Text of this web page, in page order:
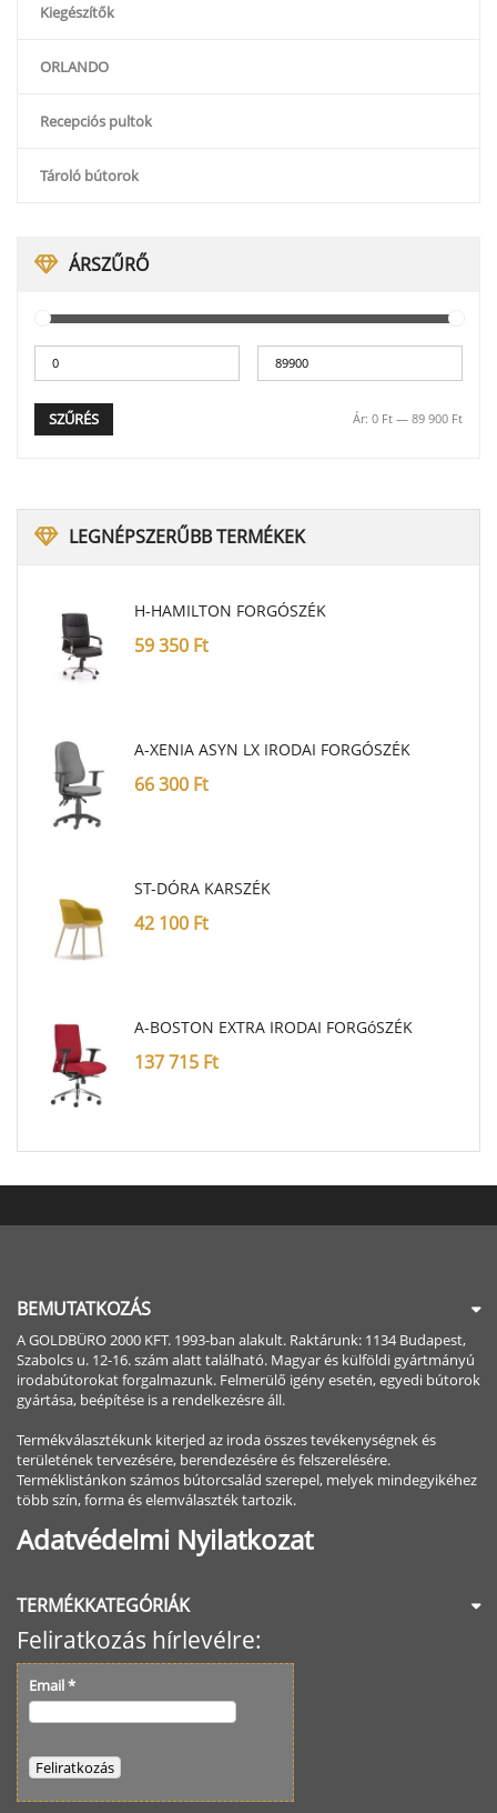
Kiegészítők
ORLANDO
Recepciós pultok
Tároló bútorok
ÁRSZŰRŐ
SZŰRÉS Ár: 0 Ft — 89 900 Ft
LEGNÉPSZERŰBBTERMÉKEK
H-HAMILTON FORGÓSZÉK
59 350 Ft
A-XENIA ASYN LX IRODAI FORGÓSZÉK
66 300 Ft
ST-DÓRA KARSZÉK
42 100 Ft
A-BOSTON EXTRA IRODAI FORGóSZÉK
137 715 Ft
BEMUTATKOZÁS
A GOLDBÜRO 2000 KFT. 1993-ban alakult. Raktárunk: 1134 Budapest,
Szabolcs u. 12-16. szám alatt található. Magyar és külföldi gyártmányú
irodabútorokat forgalmazunk. Felmerülő igény esetén, egyedi bútorok
gyártása, beépítése is a rendelkezésre áll.
Termékválasztékunk kiterjed az iroda összes tevékenységnek és
területének tervezésére, berendezésére és felszerelésére.
Terméklistánkon számos bútorcsalád szerepel, melyek mindegyikéhez
több szín, forma és elemválaszték tartozik.
Adatvédelmi Nyilatkozat
TERMÉKKATEGÓRIÁK
Feliratkozás hírlevélre:
Email*